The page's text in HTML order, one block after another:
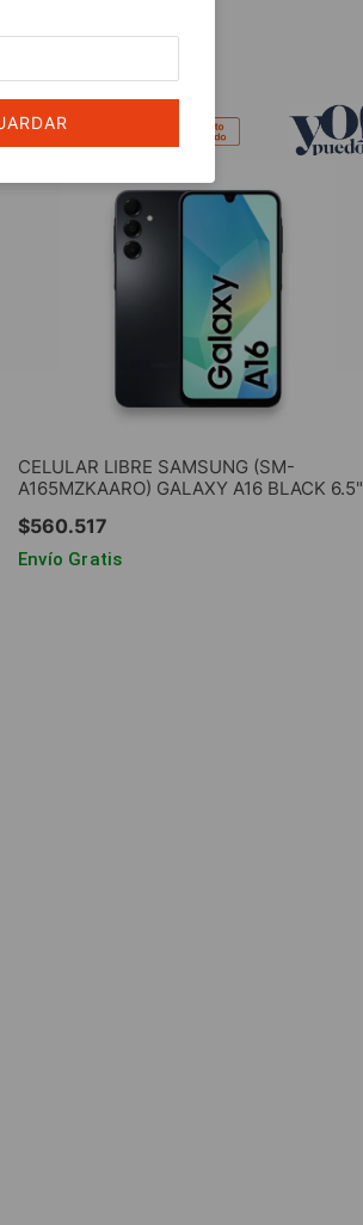
CELULAR LIBRE SAMSUNG (SM-
A165MZKAARO) GALAXY A16 BLACK 6.5"
$560.517
Envío Gratis